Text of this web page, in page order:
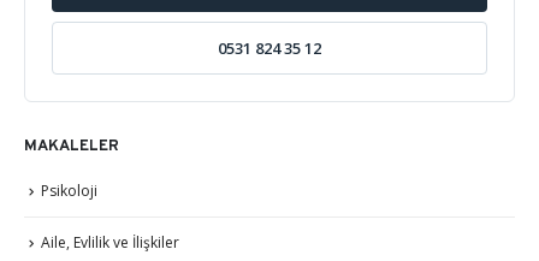
0531 824 35 12
MAKALELER
Psikoloji
Aile, Evlilik ve İlişkiler